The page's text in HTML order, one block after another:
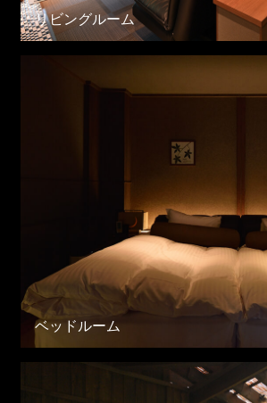
リビングルーム
ベッドルーム